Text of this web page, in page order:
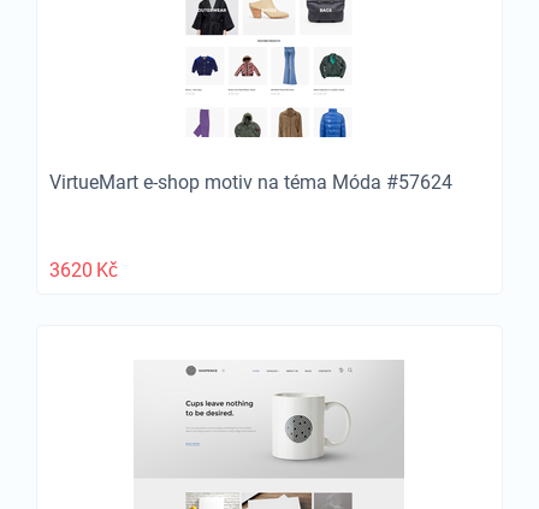
VirtueMart e-shop motiv na téma Móda #57624
3620 Kč